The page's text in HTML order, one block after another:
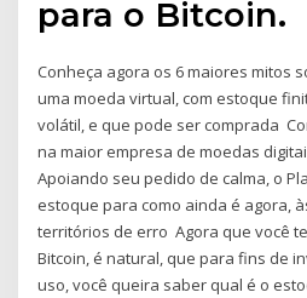
para o Bitcoin.
Conheça agora os 6 maiores mitos
uma moeda virtual, com estoque
volátil, e que pode ser comprada
na maior empresa de moedas
Apoiando seu pedido de calma, o
estoque para como ainda é agora,
territórios de erro Agora que você
Bitcoin, é natural, que para fins de
uso, você queira saber qual é o